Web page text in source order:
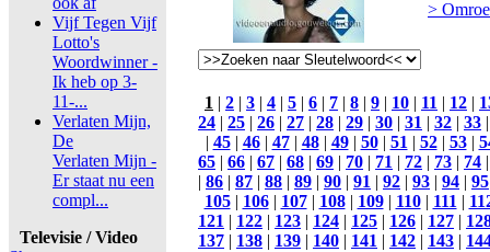
Vijf Tegen Vijf
Lotto's
Woordwinner -
Ik heb op 3-
11-...
Verlaten Mijn,
De
Verlaten Mijn -
Er staat nu een
compl...
Televisie / Video
>
1 | 2 | 3 | 4 | 5 | 6 | 7 | 8 | 9 | 10 | 11 | 12 |
24 | 25 | 26 | 27 | 28 | 29 | 30 | 31 | 32 | 33
| 45| 46| 47| 48| 49| 50| 51| 52| 53|
65 | 66 | 67 | 68 | 69 | 70 | 71 | 72 | 73 | 74
| 86 | 87 | 88 | 89 | 90 | 91 | 92 | 93 | 94 | 95
105| 106| 107| 108| 109| 110| 111|
121 | 122 | 123 | 124 | 125 | 126 | 127 |
137 | 138 | 139 | 140 | 141 | 142 | 143 |